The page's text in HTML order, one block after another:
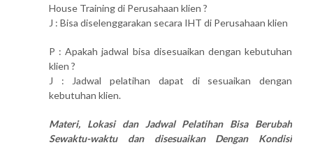
House Training di Perusahaan klien ?
J : Bisa diselenggarakan secara IHT di Perusahaan klien
P : Apakah jadwal bisa disesuaikan dengan kebutuhan
klien ?
J : Jadwal pelatihan dapat di sesuaikan dengan
kebutuhan klien.
Materi, Lokasi dan Jadwal Pelatihan Bisa Berubah
Sewaktu-waktu dan disesuaikan Dengan Kondisi